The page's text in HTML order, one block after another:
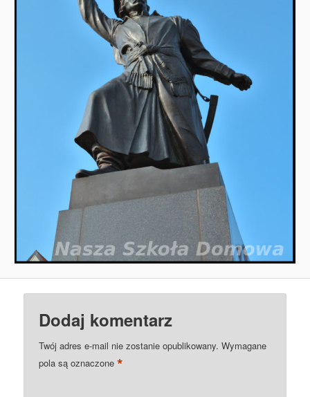
Dodaj komentarz
Twój adres e-mail nie zostanie opublikowany. Wymagane
pola są oznaczone*